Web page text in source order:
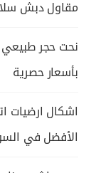
مقاول دبش
نحت حجر
بأسعار حصرية
اشكال ارضيات
الأفضل في